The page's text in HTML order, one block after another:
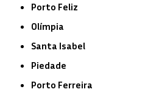
Porto Feliz
Olímpia
Santa Isabel
Piedade
Porto Ferreira